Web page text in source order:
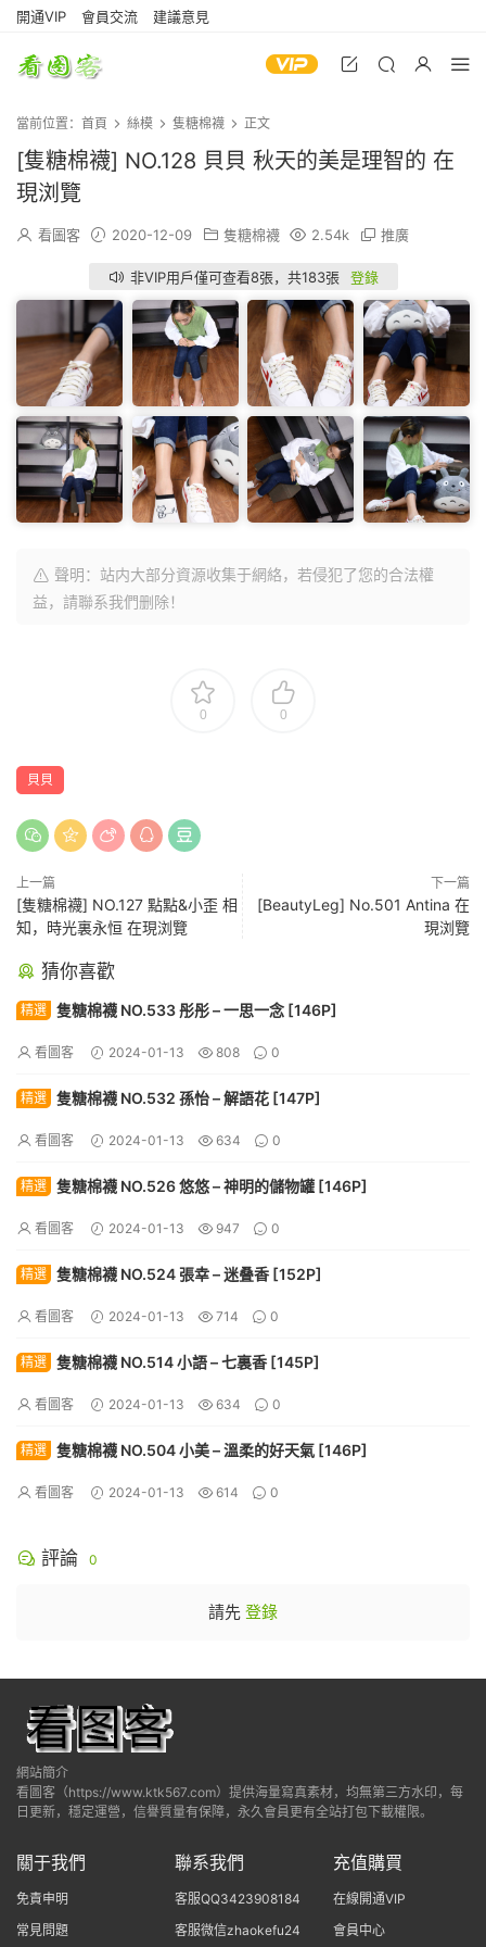
開通VIP 會員交流 建議意見
當前位置： 首頁 絲模 隻糖棉襪 正文
[隻糖棉襪] NO.128 貝貝 秋天的美是理智的 在
現浏覽
看圖客 2020-12-09 隻糖棉襪 2.54k 推廣
非VIP用戶僅可查看8張，共183張 登錄
聲明：站内大部分資源收集于網絡，若侵犯了您的合法權
益，請聯系我們删除！
0 0
貝貝
上一篇
[隻糖棉襪] NO.127 點點&小歪 相
知，時光裏永恒 在現浏覽
下一篇
[BeautyLeg] No.501 Antina 在
現浏覽
猜你喜歡
精選 隻糖棉襪 NO.533 彤彤 – 一思一念 [146P]
看圖客 2024-01-13 808 0
精選 隻糖棉襪 NO.532 孫怡 – 解語花 [147P]
看圖客 2024-01-13 634 0
精選 隻糖棉襪 NO.526 悠悠 – 神明的儲物罐 [146P]
看圖客 2024-01-13 947 0
精選 隻糖棉襪 NO.524 張幸 – 迷叠香 [152P]
看圖客 2024-01-13 714 0
精選 隻糖棉襪 NO.514 小語 – 七裏香 [145P]
看圖客 2024-01-13 634 0
精選 隻糖棉襪 NO.504 小美 – 溫柔的好天氣 [146P]
看圖客 2024-01-13 614 0
評論 0
請先 登錄
網站簡介
看圖客（https://www.ktk567.com）提供海量寫真素材，均無第三方水印，每
日更新，穩定運營，信譽質量有保障，永久會員更有全站打包下載權限。
關于我們
免責申明
常見問題
聯系我們
客服QQ3423908184
客服微信zhaokefu24
充值購買
在線開通VIP
會員中心